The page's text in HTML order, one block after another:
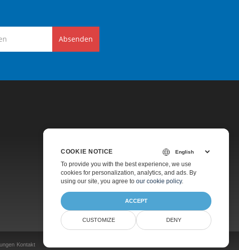
Absenden
Preise
Kostenpflichtiger Support
Über Uns
Kontakt
COOKIE NOTICE
To provide you with the best experience, we use
cookies for personalization, analytics, and ads. By
using our site, you agree to our cookie policy.
ACCEPT
CUSTOMIZE DENY